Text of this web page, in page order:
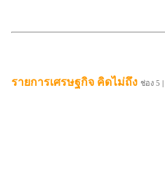
รายการเศรษฐกิจ คิดไม่ถึง ช่อง 5